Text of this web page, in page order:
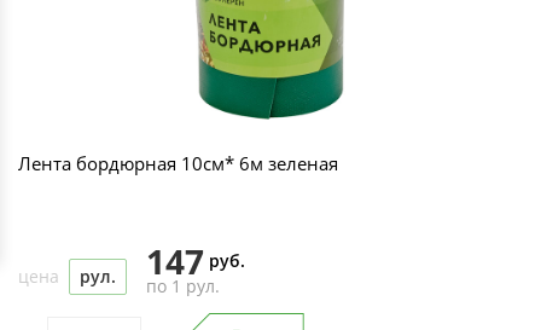
Лента бордюрная 10см* 6м зеленая
цена рул. 147 руб.
по 1 рул.